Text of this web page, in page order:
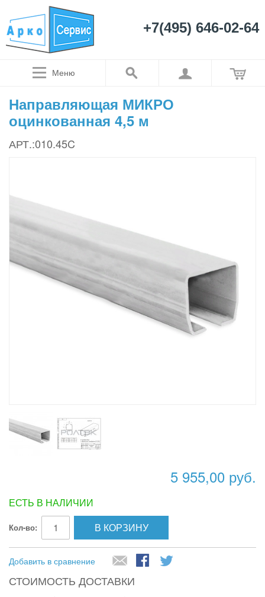
+7(495) 646-02-64
Меню
Направляющая МИКРО
оцинкованная 4,5 м
АРТ.:010.45C
5 955,00 руб.
ЕСТЬ В НАЛИЧИИ
Кол-во: В КОРЗИНУ
Добавить в сравнение
СТОИМОСТЬ ДОСТАВКИ